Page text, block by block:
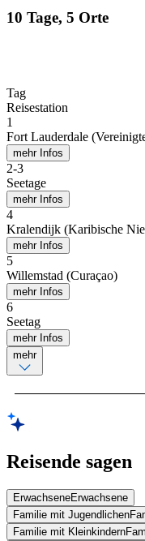
10 Tage, 5 Orte
Tag
Reisestation
1
Fort Lauderdale
mehr Infos
2-3
Seetage
mehr Infos
4
Kralendijk (Karibische
mehr Infos
5
Willemstad (Curaçao)
mehr Infos
6
Seetag
mehr Infos
mehr
Reisende sagen
ErwachseneErwachsene
Familie mit Jugendlichen
Familie mit Kleinkindern